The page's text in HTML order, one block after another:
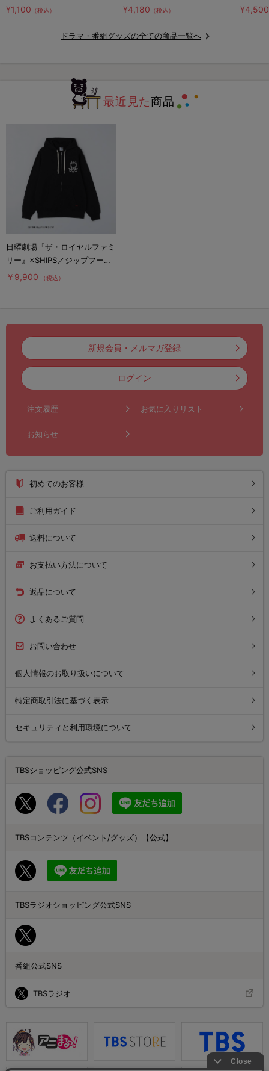
¥1,100 （税込）
ホルダー2種セット
¥4,180 （税込） ¥4,500
ドラマ・番組グッズの全ての商品一覧へ
最近見た商品
日曜劇場『ザ・ロイヤルファミ
リー』×SHIPS／ジップフーデ
ィー
￥9,900 （税込）
新規会員・メルマガ登録
ログイン
注文履歴 お気に入りリスト
お知らせ
初めてのお客様
ご利用ガイド
送料について
お支払い方法について
返品について
よくあるご質問
お問い合わせ
個人情報のお取り扱いについて
特定商取引法に基づく表示
セキュリティと利用環境について
TBSショッピング公式SNS
TBSコンテンツ（イベント/グッズ）【公式】
TBSラジオショッピング公式SNS
番組公式SNS
TBSラジオ